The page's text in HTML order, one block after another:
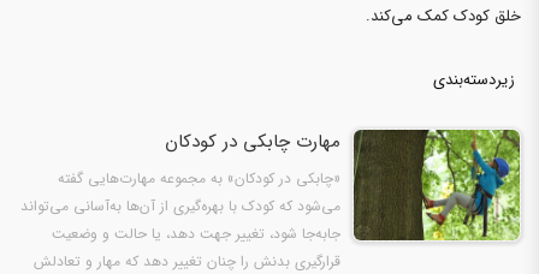
خلق کودک کمک می‌کند.
زیردسته‌بندی
مهارت چابکی در کودکان
«چابکی در کودکان» به مجموعه مهارت‌هایی گفته
می‌شود که کودک با بهره‌گیری از آن‌ها به‌آسانی می‌تواند
جابه‌جا شود، تغییر جهت دهد، یا حالت و وضعیت
قرارگیری بدنش را چنان تغییر دهد که مهار و تعادلش